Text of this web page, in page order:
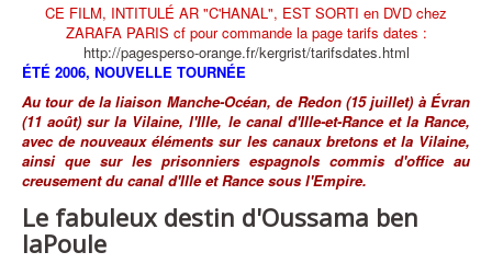
CE FILM, INTITULÉ AR "C'HANAL", EST SORTI en DVD chez
ZARAFA PARIS cf pour commande la page tarifs dates :
http://pagesperso-orange.fr/kergrist/tarifsdates.html
ÉTÉ 2006, NOUVELLE TOURNÉE
Au tour de la liaison Manche-Océan, de Redon (15 juillet) à Évran
(11 août) sur la Vilaine, l'Ille, le canal d'Ille-et-Rance et la Rance,
avec de nouveaux éléments sur les canaux bretons et la Vilaine,
ainsi que sur les prisonniers espagnols commis d'office au
creusement du canal d'Ille et Rance sous l'Empire.
Le fabuleux destin d'Oussama ben
laPoule